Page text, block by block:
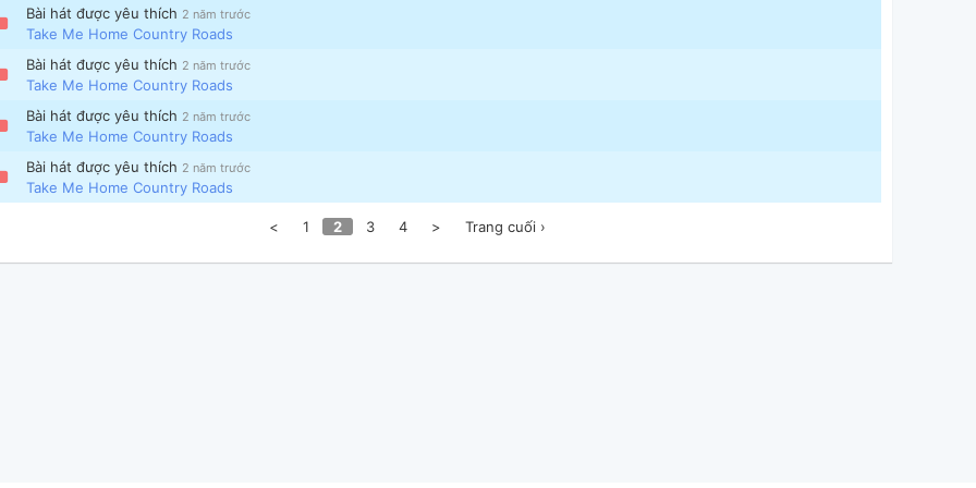
Bài hát được yêu thích 2 năm trước
Take Me Home Country Roads
Bài hát được yêu thích 2 năm trước
Take Me Home Country Roads
Bài hát được yêu thích 2 năm trước
Take Me Home Country Roads
Bài hát được yêu thích 2 năm trước
Take Me Home Country Roads
< 1 2 3 4 > Trang cuối ›